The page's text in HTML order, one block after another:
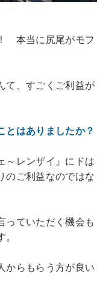
本当に尻尾がモフ
て、すごくご利益が
はありましたか？
～レンザイ』にドは
のご利益なのではな
っていただく機会も
からもらう方が良い